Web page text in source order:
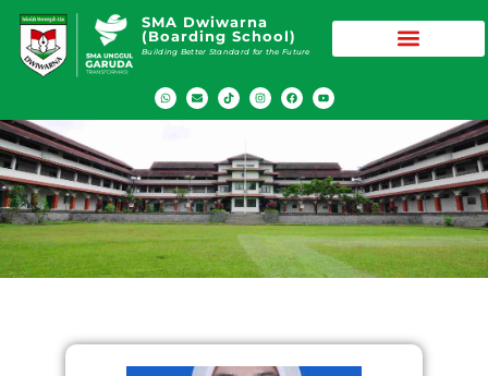
SMA Dwiwarna
(Boarding School)
Building Better Standard for the Future